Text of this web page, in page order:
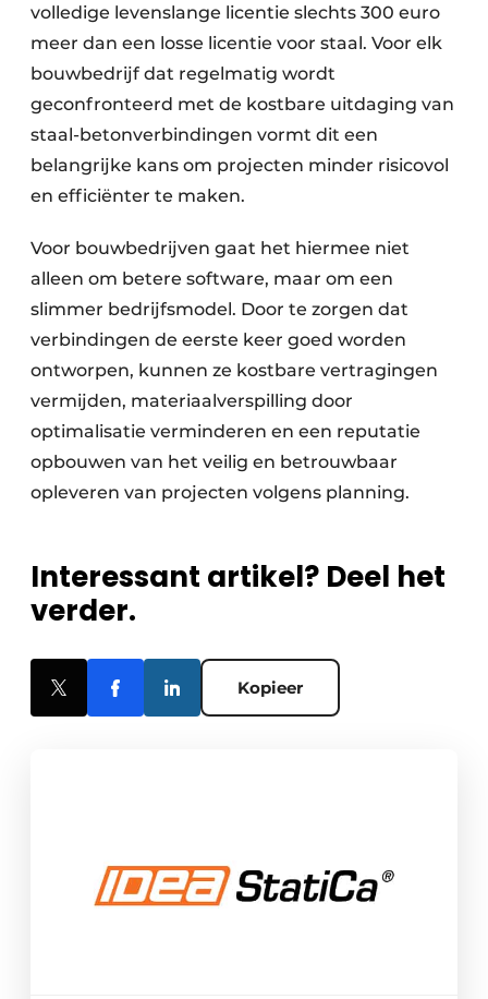
volledige levenslange licentie slechts 300 euro
meer dan een losse licentie voor staal. Voor elk
bouwbedrijf dat regelmatig wordt
geconfronteerd met de kostbare uitdaging van
staal-betonverbindingen vormt dit een
belangrijke kans om projecten minder risicovol
en efficiënter te maken.
Voor bouwbedrijven gaat het hiermee niet
alleen om betere software, maar om een
slimmer bedrijfsmodel. Door te zorgen dat
verbindingen de eerste keer goed worden
ontworpen, kunnen ze kostbare vertragingen
vermijden, materiaalverspilling door
optimalisatie verminderen en een reputatie
opbouwen van het veilig en betrouwbaar
opleveren van projecten volgens planning.
Interessant artikel? Deel het
verder.
Kopieer